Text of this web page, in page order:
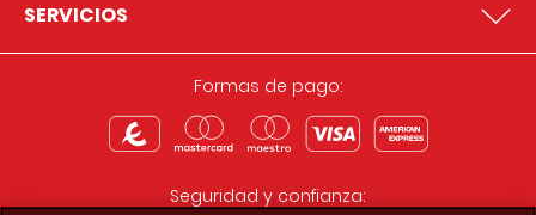
SERVICIOS
Formas de pago:
Seguridad y confianza: